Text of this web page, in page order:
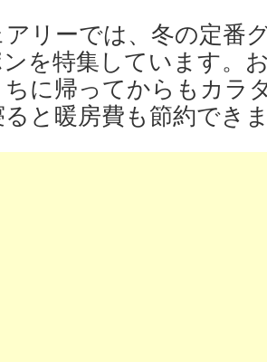
リーでは、冬の定番
を特集しています。
ちに帰ってからもカラ
と暖房費も節約でき